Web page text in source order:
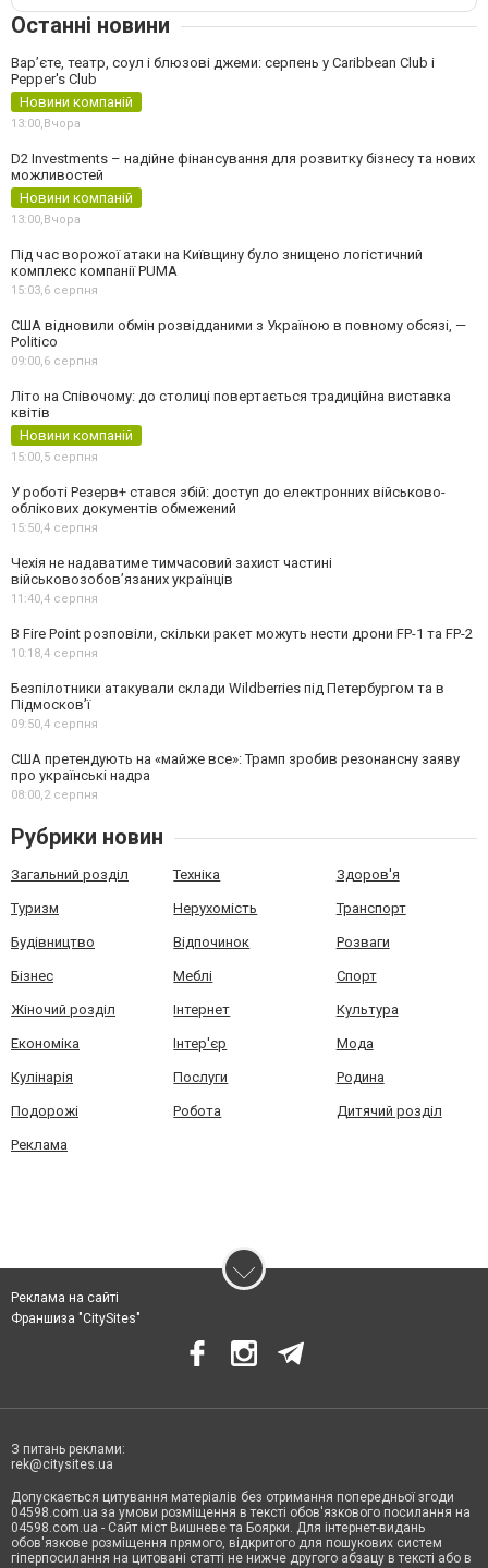
Останні новини
Вар’єте, театр, соул і блюзові джеми: серпень у Caribbean Club і
Pepper's Club
Новини компаній
13:00,Вчора
D2 Investments – надійне фінансування для розвитку бізнесу та нових
можливостей
Новини компаній
13:00,Вчора
Під час ворожої атаки на Київщину було знищено логістичний
комплекс компанії PUMA
15:03,6 серпня
США відновили обмін розвідданими з Україною в повному обсязі, —
Politico
09:00,6 серпня
Літо на Співочому: до столиці повертається традиційна виставка
квітів
Новини компаній
15:00,5 серпня
У роботі Резерв+ стався збій: доступ до електронних військово-
облікових документів обмежений
15:50,4 серпня
Чехія не надаватиме тимчасовий захист частині
військовозобов’язаних українців
11:40,4 серпня
В Fire Point розповіли, скільки ракет можуть нести дрони FP-1 та FP-2
10:18,4 серпня
Безпілотники атакували склади Wildberries під Петербургом та в
Підмосков’ї
09:50,4 серпня
США претендують на «майже все»: Трамп зробив резонансну заяву
про українські надра
08:00,2 серпня
Рубрики новин
Загальний розділ Техніка Здоров'я
Туризм Нерухомість Транспорт
Будівництво Відпочинок Розваги
Бізнес Меблі Спорт
Жіночий розділ Інтернет Культура
Економіка Інтер'єр Мода
Кулінарія Послуги Родина
Подорожі Робота Дитячий розділ
Реклама
Реклама на сайті
Франшиза "CitySites"
З питань реклами:
rek@citysites.ua
Допускається цитування матеріалів без отримання попередньої згоди
04598.com.ua за умови розміщення в тексті обов'язкового посилання на
04598.com.ua - Сайт міст Вишневе та Боярки. Для інтернет-видань
обов'язкове розміщення прямого, відкритого для пошукових систем
гіперпосилання на цитовані статті не нижче другого абзацу в тексті або в